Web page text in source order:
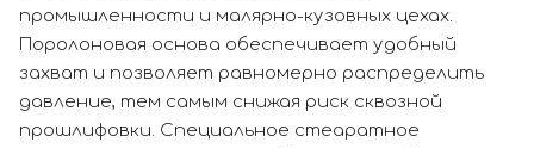
промышленности и малярно-кузовных цехах.
Поролоновая основа обеспечивает удобный
захват и позволяет равномерно распределить
давление, тем самым снижая риск сквозной
прошлифовки. Специальное стеаратное